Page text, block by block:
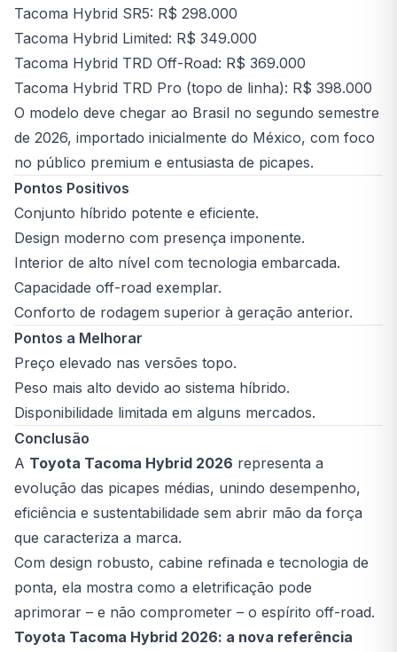
Tacoma Hybrid SR5: R$ 298.000
Tacoma Hybrid Limited: R$ 349.000
Tacoma Hybrid TRD Off-Road: R$ 369.000
Tacoma Hybrid TRD Pro (topo de linha): R$ 398.000
O modelo deve chegar ao Brasil no segundo semestre
de 2026, importado inicialmente do México, com foco
no público premium e entusiasta de picapes.
Pontos Positivos
Conjunto híbrido potente e eficiente.
Design moderno com presença imponente.
Interior de alto nível com tecnologia embarcada.
Capacidade off-road exemplar.
Conforto de rodagem superior à geração anterior.
Pontos a Melhorar
Preço elevado nas versões topo.
Peso mais alto devido ao sistema híbrido.
Disponibilidade limitada em alguns mercados.
Conclusão
A Toyota Tacoma Hybrid 2026 representa a
evolução das picapes médias, unindo desempenho,
eficiência e sustentabilidade sem abrir mão da força
que caracteriza a marca.
Com design robusto, cabine refinada e tecnologia de
ponta, ela mostra como a eletrificação pode
aprimorar – e não comprometer – o espírito off-road.
Toyota Tacoma Hybrid 2026: a nova referência